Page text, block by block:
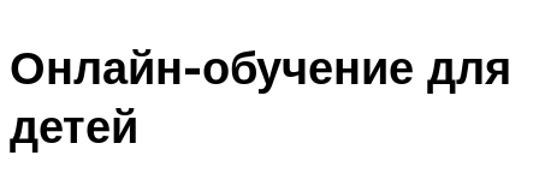
Онлайн-обучение для
детей